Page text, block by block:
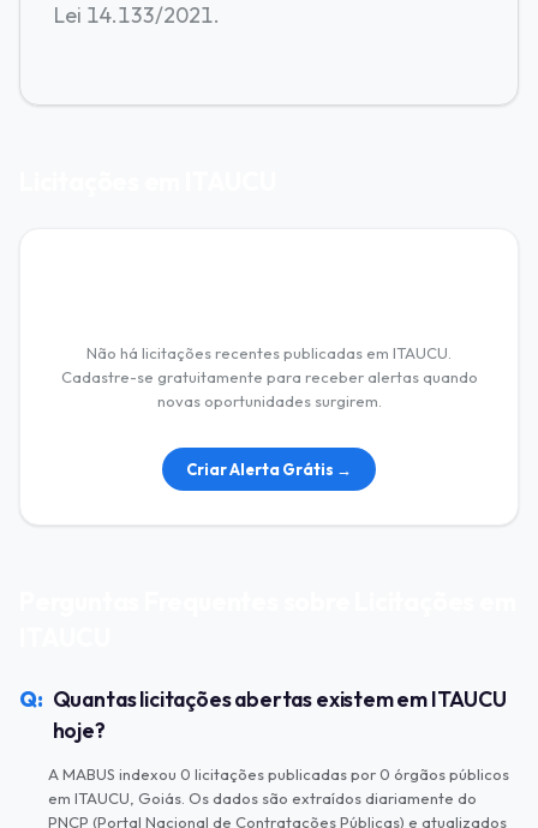
Lei 14.133/2021.
Não há licitações recentes publicadas em ITAUCU.
Cadastre-se gratuitamente para receber alertas quando
novas oportunidades surgirem.
Criar Alerta Grátis →
Quantas licitações abertas existem em ITAUCU
hoje?
A MABUS indexou 0 licitações publicadas por 0 órgãos públicos
em ITAUCU, Goiás. Os dados são extraídos diariamente do
PNCP (Portal Nacional de Contratações Públicas) e atualizados